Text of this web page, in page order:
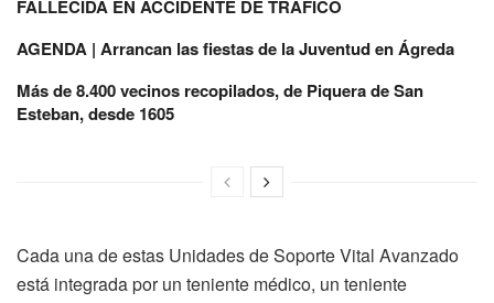
FALLECIDA EN ACCIDENTE DE TRÁFICO
AGENDA | Arrancan las fiestas de la Juventud en Ágreda
Más de 8.400 vecinos recopilados, de Piquera de San
Esteban, desde 1605
Cada una de estas Unidades de Soporte Vital Avanzado
está integrada por un teniente médico, un teniente